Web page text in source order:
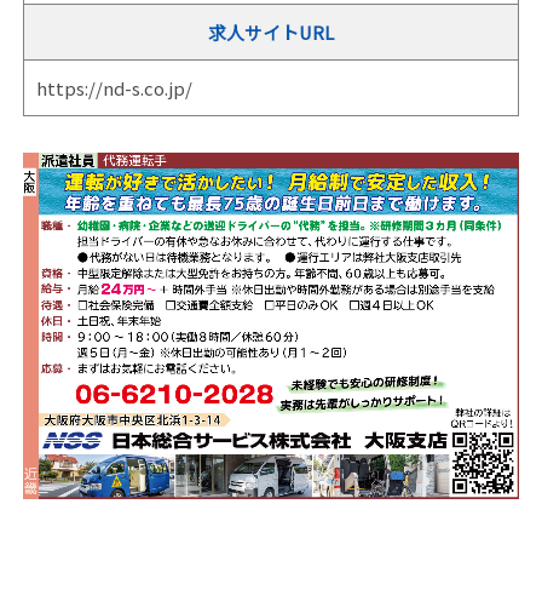
求人サイトURL
https://nd-s.co.jp/